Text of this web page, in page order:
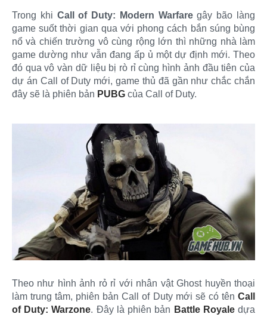
Trong khi Call of Duty: Modern Warfaregây bão làng
game suốt thời gian qua với phong cách bắn súng bùng
nổ và chiến trường vô cùng rộng lớn thì những nhà làm
game dường như vẫn đang ấp ủ một dự định mới. Theo
đó qua vô vàn dữ liệu bị rò rỉ cùng hình ảnh đầu tiên của
dự án Call of Duty mới, game thủ đã gần như chắc chắn
đây sẽ là phiên bản PUBG của Call of Duty.
Theo như hình ảnh rỏ rỉ với nhân vật Ghost huyền thoại
làm trung tâm, phiên bản Call of Duty mới sẽ có tên Call
of Duty: Warzone. Đây là phiên bản Battle Royaledựa